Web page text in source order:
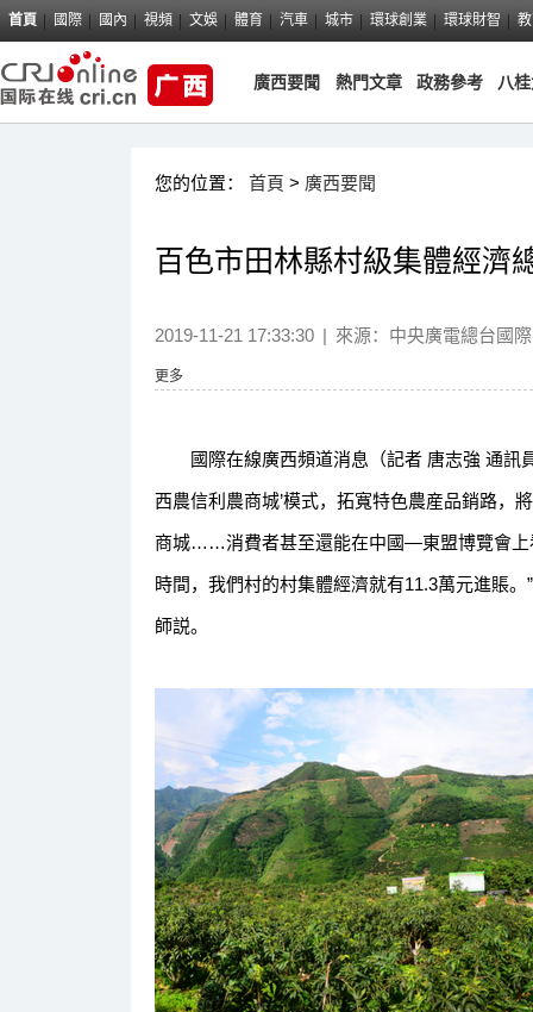
首頁 國際 國內 視頻 文娛 體育 汽車 城市 環球創業 環球財智
廣西要聞 熱門文章 政務參考 八
您的位置： 首頁 > 廣西要聞
百色市田林縣村級集體經濟
2019-11-21 17:33:30 | 來源： 中央廣電總台國
更多
國際在線廣西頻道消息（記者 唐志強 通訊員
西農信利農商城’模式，拓寬特色農産品銷路，
商城……消費者甚至還能在中國—東盟博覽會上
時間，我們村的村集體經濟就有11.3萬元進賬
師説。